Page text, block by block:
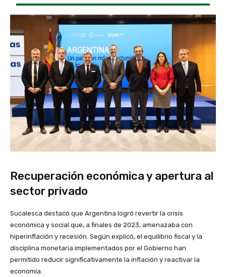
Recuperación económica y apertura al
sector privado
Sucalesca destacó que Argentina logró revertir la crisis
económica y social que, a finales de 2023, amenazaba con
hiperinflación y recesión. Según explicó, el equilibrio fiscal y la
disciplina monetaria implementados por el Gobierno han
permitido reducir significativamente la inflación y reactivar la
economía.